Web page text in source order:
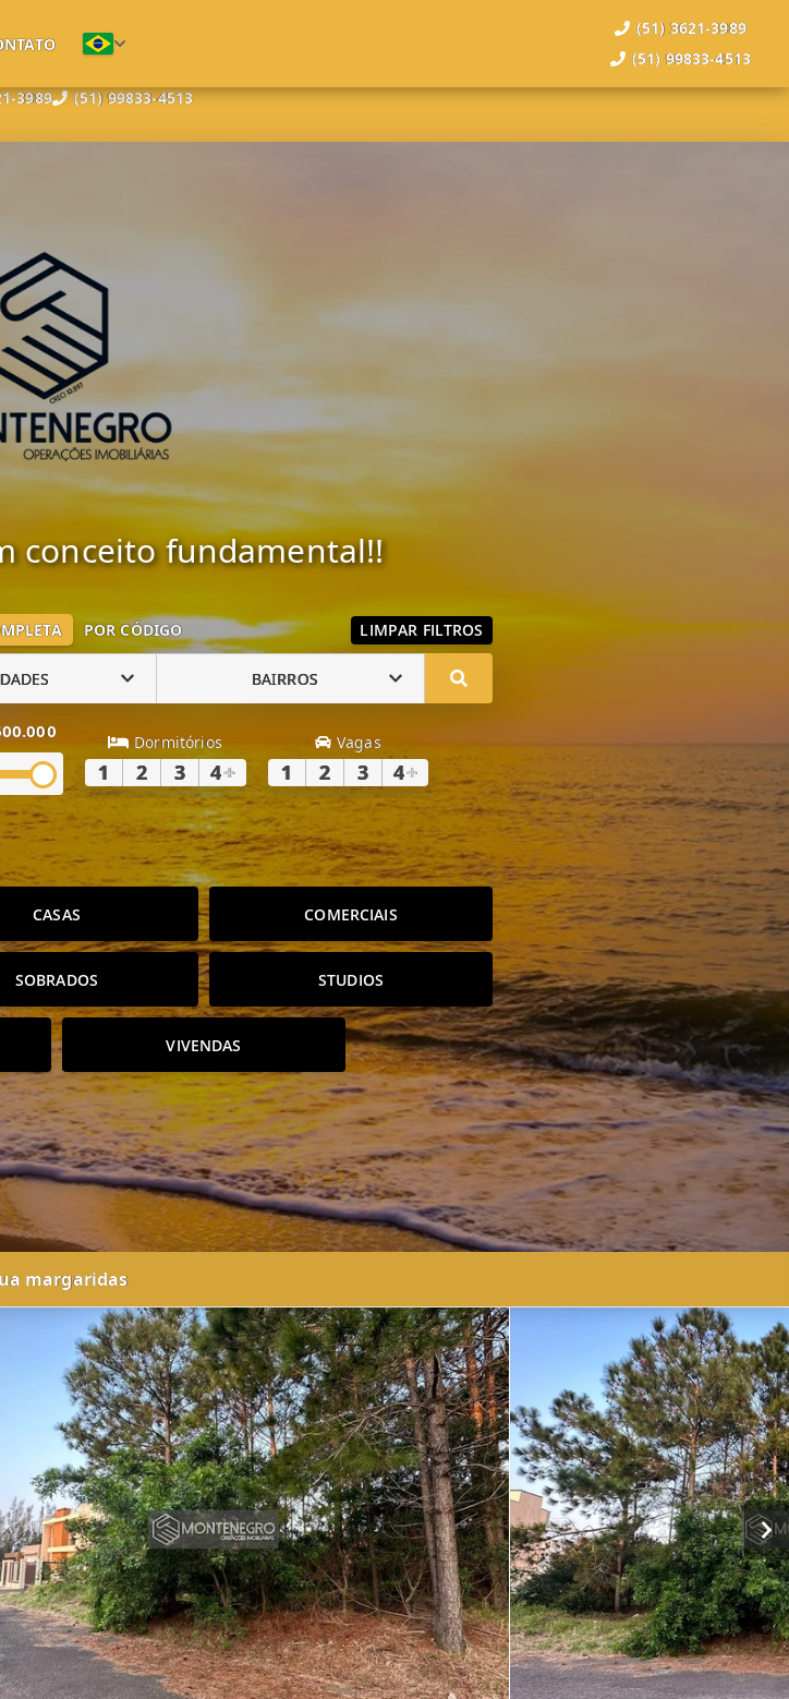
3989 (51) 99833-4513
(51) 3621-3989
(51) 99833-4513
conceito fundamental!!
POR CÓDIGO LIMPAR FILTROS
BAIRROS
Dormitórios
1 2 3 4+
Vagas
1 2 3 4+
CASAS COMERCIAIS
SOBRADOS STUDIOS
VIVENDAS
margaridas